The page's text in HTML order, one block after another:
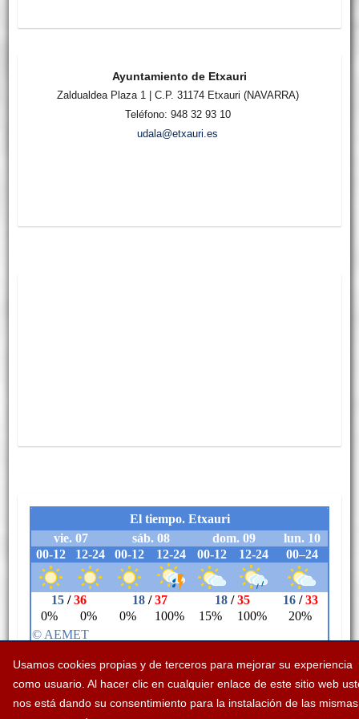
Usamos cookies propias y de terceros para mejorar su experiencia
como usuario. Al hacer clic en cualquier enlace de este sitio web
nos está dando su consentimiento para la instalación de las mismas
Ayuntamiento de Etxauri
Zaldualdea Plaza 1 | C.P. 31174 Etxauri (NAVARRA)
Teléfono: 948 32 93 10
udala@etxauri.es